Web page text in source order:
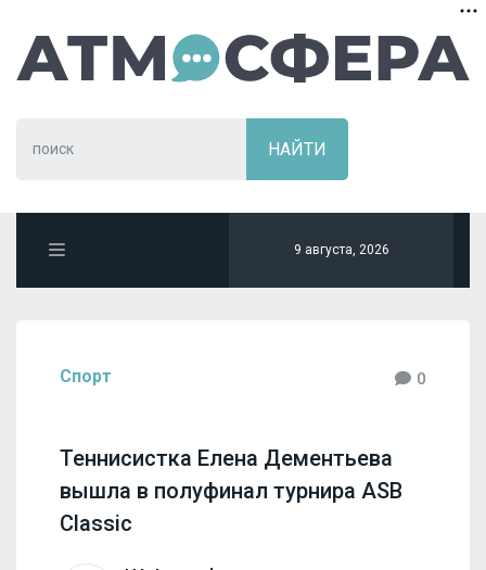
9 августа, 2026
Спорт 0
Теннисистка Елена Дементьева
вышла в полуфинал турнира ASB
Classic